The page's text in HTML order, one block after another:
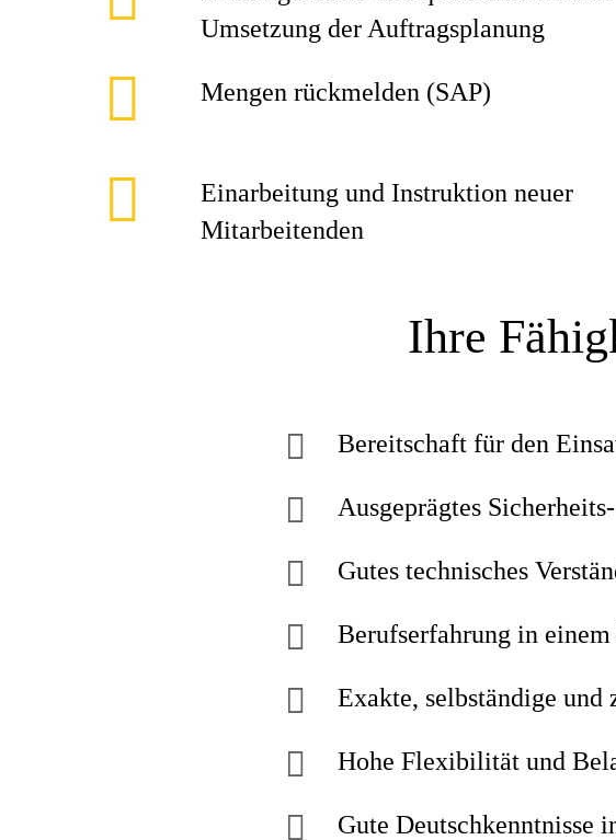
Umsetzung der Auftragsplanung
Mengen rückmelden (SAP)
Einarbeitung und Instruktion neuer
Mitarbeitenden
Ihre
Bereitschaft für den
Ausgeprägtes
Gutes technisches
Berufserfahrung in
Exakte, selbständige und
Hohe Flexibilität und
Gute Deutschkenntnisse